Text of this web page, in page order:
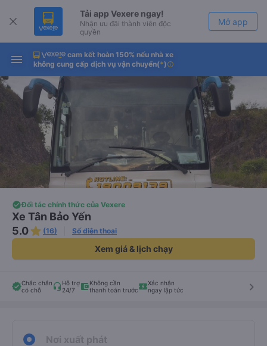
Tải app Vexere ngay!
Nhận ưu đãi thành viên độc
quyền
Mở app
Tải app Vexere
-30k/ghế khi đặt vé máy bay qua
app
cam kết hoàn 150% nếu nhà xe
không cung cấp dịch vụ vận chuyển(*)info
Đối tác chính thức của Vexere
Xe Tân Bảo Yến
5.0
(16) Số điện thoại
Xem giá & lịch chạy
Chắc chắn
có chỗ
Hỗ trợ
24/7
Không cần
thanh toán trước
Xác nhận
ngay lập tức
keyboard_arrow_right
Nơi xuất phát